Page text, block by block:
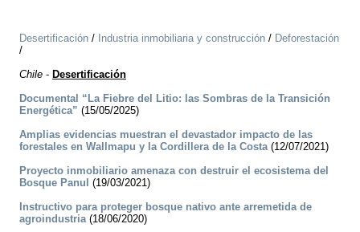
Desertificación / Industria inmobiliaria y construcción / Deforestación
/
Chile - Desertificación
Documental “La Fiebre del Litio: las Sombras de la Transición
Energética” (15/05/2025)
Amplias evidencias muestran el devastador impacto de las
forestales en Wallmapu y la Cordillera de la Costa(12/07/2021)
Proyecto inmobiliario amenaza con destruir el ecosistema del
Bosque Panul (19/03/2021)
Instructivo para proteger bosque nativo ante arremetida de
agroindustria(18/06/2020)